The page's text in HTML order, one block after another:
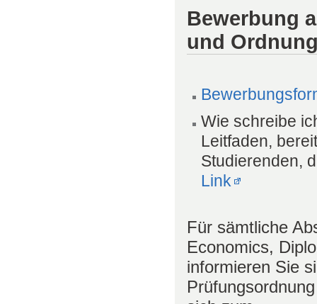
Bewerbung
und
Wie schreibe
Leitfaden,
Studierenden,
Link
Für sämtliche
Economics,
informieren Sie